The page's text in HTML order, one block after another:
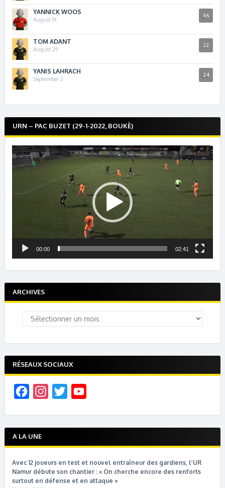
YANNICK WOOS 46
August 19
TOM ADANT 22
August 29
YANIS LAHRACH 24
September 2
URN – PAC BUZET (29-1-2022, BOUKÈ)
Lecteur
vidéo
00:00 02:41
ARCHIVES
Archives
RÉSEAUX SOCIAUX
e
o
o
g
r
e
r
b
e
A LA UNE
Avec 12 joueurs en test et nouvel entraîneur des gardiens, l’UR
Namur débute son chantier : « On cherche encore des renforts
surtout en défense et en attaque »